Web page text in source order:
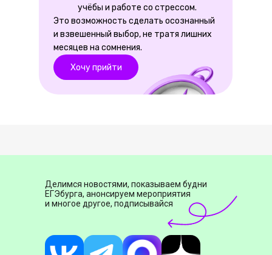
учёбы и работе со стрессом.
Это возможность сделать осознанный
и взвешенный выбор, не тратя лишних
месяцев на сомнения.
Хочу прийти
Делимся новостями, показываем будни
ЕГЭбурга, анонсируем мероприятия
и многое другое, подписывайся